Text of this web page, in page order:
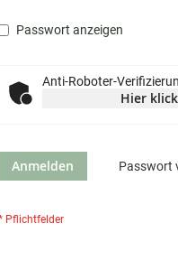
Passwort anzeigen
Anti-Roboter-
Hier
Anmelden Passwort